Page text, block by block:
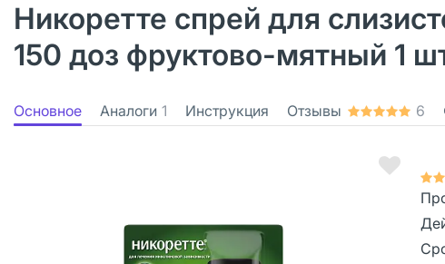
Никоретте спрей для
150 доз фруктово-мятный 1
Основное Аналоги 1 Инструкция Отзывы 6